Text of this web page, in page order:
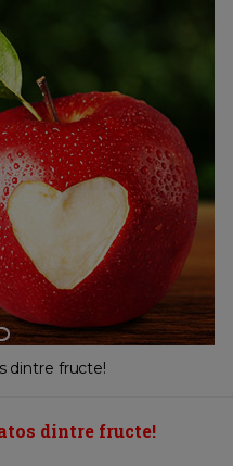
dintre fructe!
dintre fructe!